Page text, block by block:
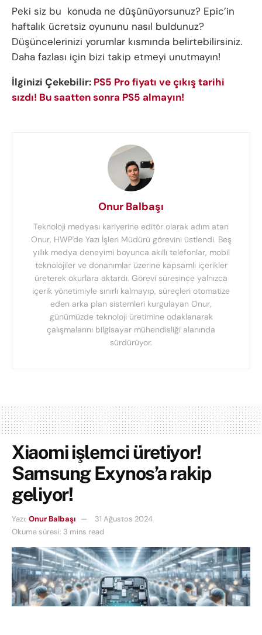
Peki siz bu konuda ne düşünüyorsunuz? Epic’in
haftalık ücretsiz oyununu nasıl buldunuz?
Düşüncelerinizi yorumlar kısmında belirtebilirsiniz.
Daha fazlası için bizi takip etmeyi unutmayın!
İlginizi Çekebilir: PS5 Pro fiyatı ve çıkış tarihi
sızdı! Bu saatten sonra PS5 almayın!
Onur Balbaşı
Teknoloji medyası kariyerine editör olarak adım atan
Onur, HWP'de Yazı İşleri Müdürü görevini üstlendi. Beş
yıllık medya deneyimi boyunca akıllı telefonlar, mobil
teknolojiler ve donanımlar üzerine kapsamlı içerikler
üreterek okurlara aktardı. Görevi süresince yalnızca
içerik yönetimiyle sınırlı kalmayıp, süreçleri otomatize
eden arka plan sistemleri kurgulayan Onur,
günümüzde teknoloji üretimine odaklanarak
çalışmalarını bilgisayar mühendisliği alanında
sürdürüyor.
Xiaomi işlemci üretiyor!
Samsung Exynos’a rakip
geliyor!
Yazı: Onur Balbaşı
31 Ağustos 2024
Okuma süresi: 3 mins read